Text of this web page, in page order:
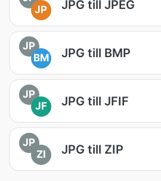
JP
JPG till JPEG
JP
BM
JPG till BMP
JP
JF
JPG till JFIF
JP
ZI
JPG till ZIP